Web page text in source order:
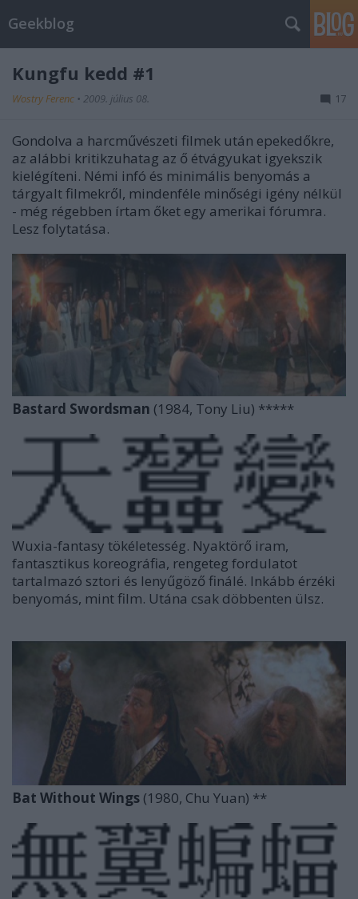
Geekblog
Kungfu kedd #1
Wostry Ferenc • 2009. július 08. 17
Gondolva a harcművészeti filmek után epekedőkre,
az alábbi kritikzuhatag az ő étvágyukat igyekszik
kielégíteni. Némi infó és minimális benyomás a
tárgyalt filmekről, mindenféle minőségi igény nélkül
- még régebben írtam őket egy amerikai fórumra.
Lesz folytatása.
Bastard Swordsman (1984, Tony Liu) *****
Wuxia-fantasy tökéletesség. Nyaktörő iram,
fantasztikus koreográfia, rengeteg fordulatot
tartalmazó sztori és lenyűgöző finálé. Inkább érzéki
benyomás, mint film. Utána csak döbbenten ülsz.
Bat Without Wings (1980, Chu Yuan) **